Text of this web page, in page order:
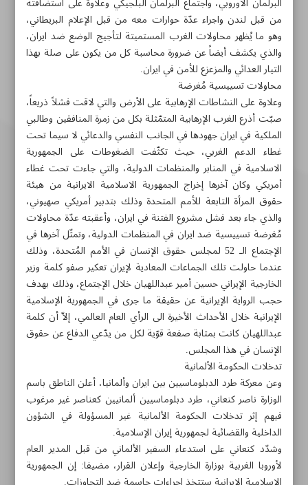
طهران-شارع سهروردي-شارع خرمشهر-مؤسسة ايران الثقافية
والاعلامية
۸۸۷٦۱۷۲۰
الأرشيف
الملاحق
الموقع القديم
البرلمان الأوروبي، واجتماع البرلمان البلجيكي وعلاوة على استضافته
من قبل لندن واجراء عدّة حوارات معه من قبل الإعلام البريطاني،
وهو ما يُظهر محاولات الغرب المستميتة لتأجيج الوضع ضد ايران،
والذي يكشف أيضاً عن ضرورة محاسبة كل من يكون على صلة بهذا
التيار العدائي والمزعزع للأمن في ايران.
محاولات تسييسية مُغرضة
وعلاوة على النشاطات الإرهابية على الأرض والتي لاقت فشلاً ذريعاً،
صبّت أذرع الغرب الإرهابية المتمّثلة بكل من زمرة المنافقين وطالبي
الملكية في ايران جهودها في الجانب النفسي والدعائي لا سيما تحت
غطاء الدعم الغربي، حيث تكثّفت الضغوطات على الجمهورية
الاسلامية في المنابر والمنظمات الدولية، والتي جاءت تحت غطاء
أمريكي وكان آخرها إخراج الجمهورية الاسلامية الايرانية من هيئة
حقوق المرأة التابعة للأمم المتحدة وذلك بتدبير أمريكي صهيوني،
والذي جاء بعد فشل مشروع الفتنة في ايران، وأعقبته عدّة محاولات
مُغرضة تسييسية ضد ايران في المنظمات الدولية، وتمثّل آخرها في
الإجتماع الـ 52 لمجلس حقوق الإنسان في الأمم المُتحدة، وذلك
عندما حاولت تلك الجماعات المعادية لإيران تعكير صفو كلمة وزير
الخارجية الإيراني حسين أمير عبداللهيان خلال الإجتماع، وذلك بهدف
حجب الرواية الإيرانية عن حقيقة ما جرى في الجمهورية الإسلامية
الإيرانية خلال الأحداث الأخيرة الى الرأي العام العالمي، إلاّ أن كلمة
عبداللهيان كانت بمثابة صفعة قوّية لكل من يدّعي الدفاع عن حقوق
الإنسان في هذا المجلس.
تدخلات الحكومة الألمانية
وعن معركة طرد الدبلوماسيين بين ايران وألمانيا، أعلن الناطق باسم
الوزارة ناصر كنعاني، طرد دبلوماسيين ألمانيين كعناصر غير مرغوب
فيهم إثر تدخلات الحكومة الألمانية غير المسؤولة في الشؤون
الداخلية والقضائية لجمهورية إيران الإسلامية.
وشدّد كنعاني على استدعاء السفير الألماني من قبل المدير العام
لأوروبا الغربية بوزارة الخارجية وإعلان القرار، مضيفا: إن الجمهورية